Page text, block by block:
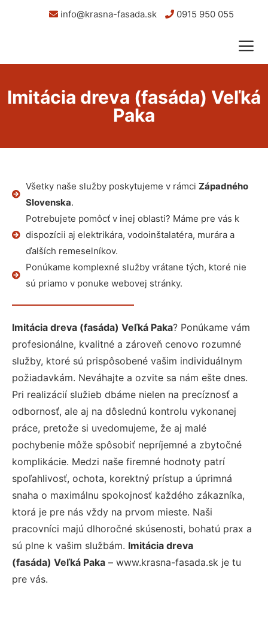
info@krasna-fasada.sk 0915 950 055
Imitácia dreva (fasáda) Veľká
Paka
Všetky naše služby poskytujeme v rámci Západného
Slovenska.
Potrebujete pomôcť v inej oblasti? Máme pre vás k
dispozícii aj elektrikára, vodoinštalatéra, murára a
ďalších remeselníkov.
Ponúkame komplexné služby vrátane tých, ktoré nie
sú priamo v ponuke webovej stránky.
Imitácia dreva (fasáda) Veľká Paka? Ponúkame vám
profesionálne, kvalitné a zároveň cenovo rozumné
služby, ktoré sú prispôsobené vašim individuálnym
požiadavkám. Neváhajte a ozvite sa nám ešte dnes.
Pri realizácií služieb dbáme nielen na precíznosť a
odbornosť, ale aj na dôslednú kontrolu vykonanej
práce, pretože si uvedomujeme, že aj malé
pochybenie môže spôsobiť nepríjemné a zbytočné
komplikácie. Medzi naše firemné hodnoty patrí
spoľahlivosť, ochota, korektný prístup a úprimná
snaha o maximálnu spokojnosť každého zákazníka,
ktorá je pre nás vždy na prvom mieste. Naši
pracovníci majú dlhoročné skúsenosti, bohatú prax a
sú plne k vašim službám. Imitácia dreva
(fasáda) Veľká Paka – www.krasna-fasada.sk je tu
pre vás.